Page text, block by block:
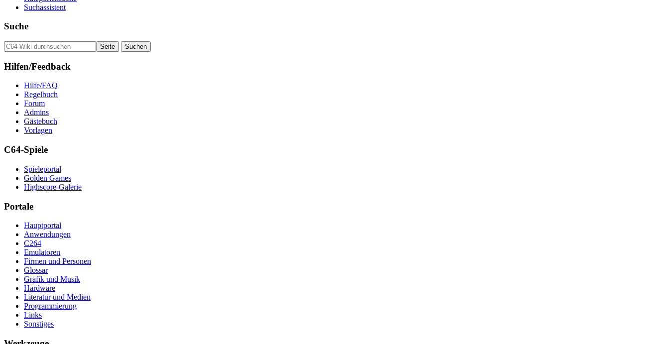
Suchassistent
Suche
Hilfen/Feedback
Hilfe/FAQ
Regelbuch
Forum
Admins
Gästebuch
Vorlagen
C64-Spiele
Spieleportal
Golden Games
Highscore-Galerie
Portale
Hauptportal
Anwendungen
C264
Emulatoren
Firmen und Personen
Glossar
Grafik und Musik
Hardware
Literatur und Medien
Programmierung
Links
Sonstiges